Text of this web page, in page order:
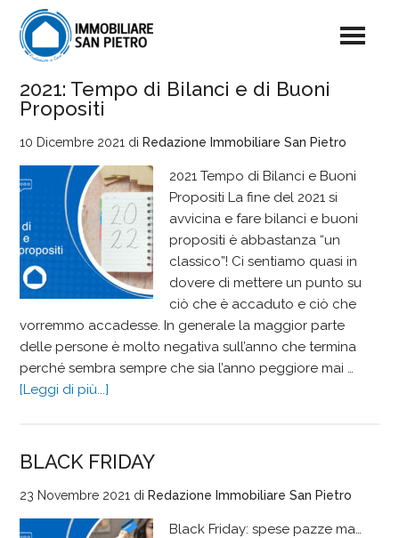
2021: Tempo di Bilanci e di Buoni
Propositi
10 Dicembre 2021 di Redazione Immobiliare San Pietro
2021 Tempo di Bilanci e Buoni
Propositi La fine del 2021 si
avvicina e fare bilanci e buoni
propositi è abbastanza “un
classico”! Ci sentiamo quasi in
dovere di mettere un punto su
ciò che è accaduto e ciò che
vorremmo accadesse. In generale la maggior parte
delle persone è molto negativa sull’anno che termina
perché sembra sempre che sia l’anno peggiore mai …
[Leggi di più...]
BLACK FRIDAY
23 Novembre 2021 di Redazione Immobiliare San Pietro
Black Friday: spese pazze ma…